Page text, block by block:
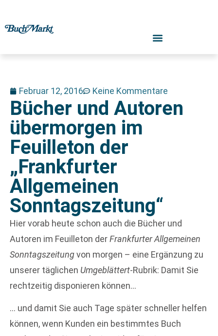
Februar 12, 2016 Keine Kommentare
Bücher und Autoren
übermorgen im
Feuilleton der
„Frankfurter
Allgemeinen
Sonntagszeitung“
Hier vorab heute schon auch die Bücher und
Autoren im Feuilleton derFrankfurter Allgemeinen
Sonntagszeitungvon morgen – eine Ergänzung zu
unserer täglichen Umgeblättert-Rubrik: Damit Sie
rechtzeitig disponieren können…
… und damit Sie auch Tage später schneller helfen
können, wenn Kunden ein bestimmtes Buch